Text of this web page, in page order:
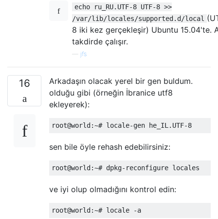
echo ru_RU.UTF-8 UTF-8 >>
/var/lib/locales/supported.d/local
8 iki kez gerçekleşir) Ubuntu 15.04'te.
takdirde çalışır.
jfs
16
Arkadaşın olacak yerel bir gen buldum.
olduğu gibi (örneğin İbranice utf8
ekleyerek):
sen bile öyle rehash edebilirsiniz:
ve iyi olup olmadığını kontrol edin: